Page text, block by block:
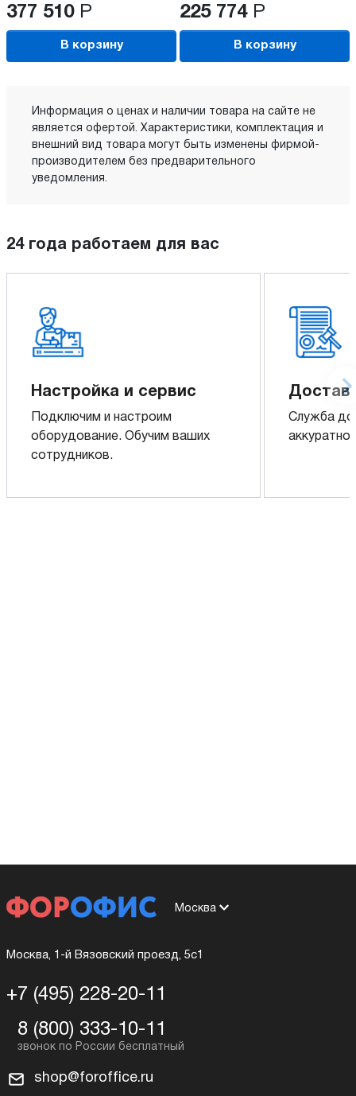
377 510 Р
В корзину
225 774 Р
В корзину
Информация о ценах и наличии товара на сайте не
является офертой. Характеристики, комплектация и
внешний вид товара могут быть изменены фирмой-
производителем без предварительного
уведомления.
24 года работаем для вас
Настройка и сервис
Подключим и настроим
оборудование. Обучим ваших
сотрудников.
Служба
аккуратно
Москва
Москва, 1-й Вязовский проезд, 5с1
+7 (495) 228-20-11
8 (800) 333-10-11
shop@foroffice.ru